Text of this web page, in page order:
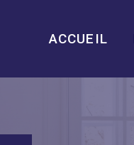
ACCUEIL